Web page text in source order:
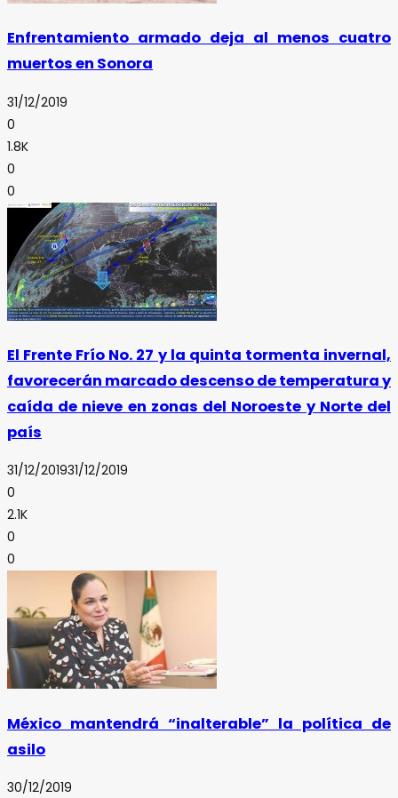
Enfrentamiento armado deja al menos cuatro
muertos en Sonora
31/12/2019
0
1.8K
0
0
El Frente Frío No. 27 y la quinta tormenta invernal,
favorecerán marcado descenso de temperatura y
caída de nieve en zonas del Noroeste y Norte del
país
31/12/201931/12/2019
0
2.1K
0
0
México mantendrá “inalterable” la política de
asilo
30/12/2019